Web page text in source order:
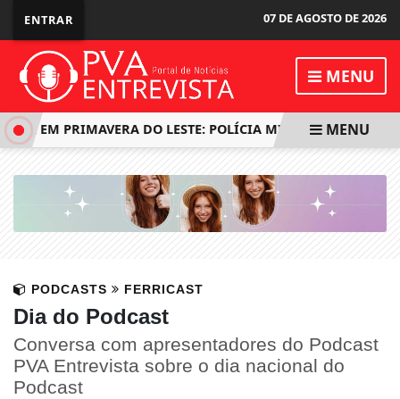
ENTRAR 07 DE AGOSTO DE 2026
MENU
EM PRIMAVERA DO LESTE: POLÍCIA MILITAR REVELA OS
MENU
PODCASTS FERRICAST
Dia do Podcast
Conversa com apresentadores do Podcast
PVA Entrevista sobre o dia nacional do
Podcast